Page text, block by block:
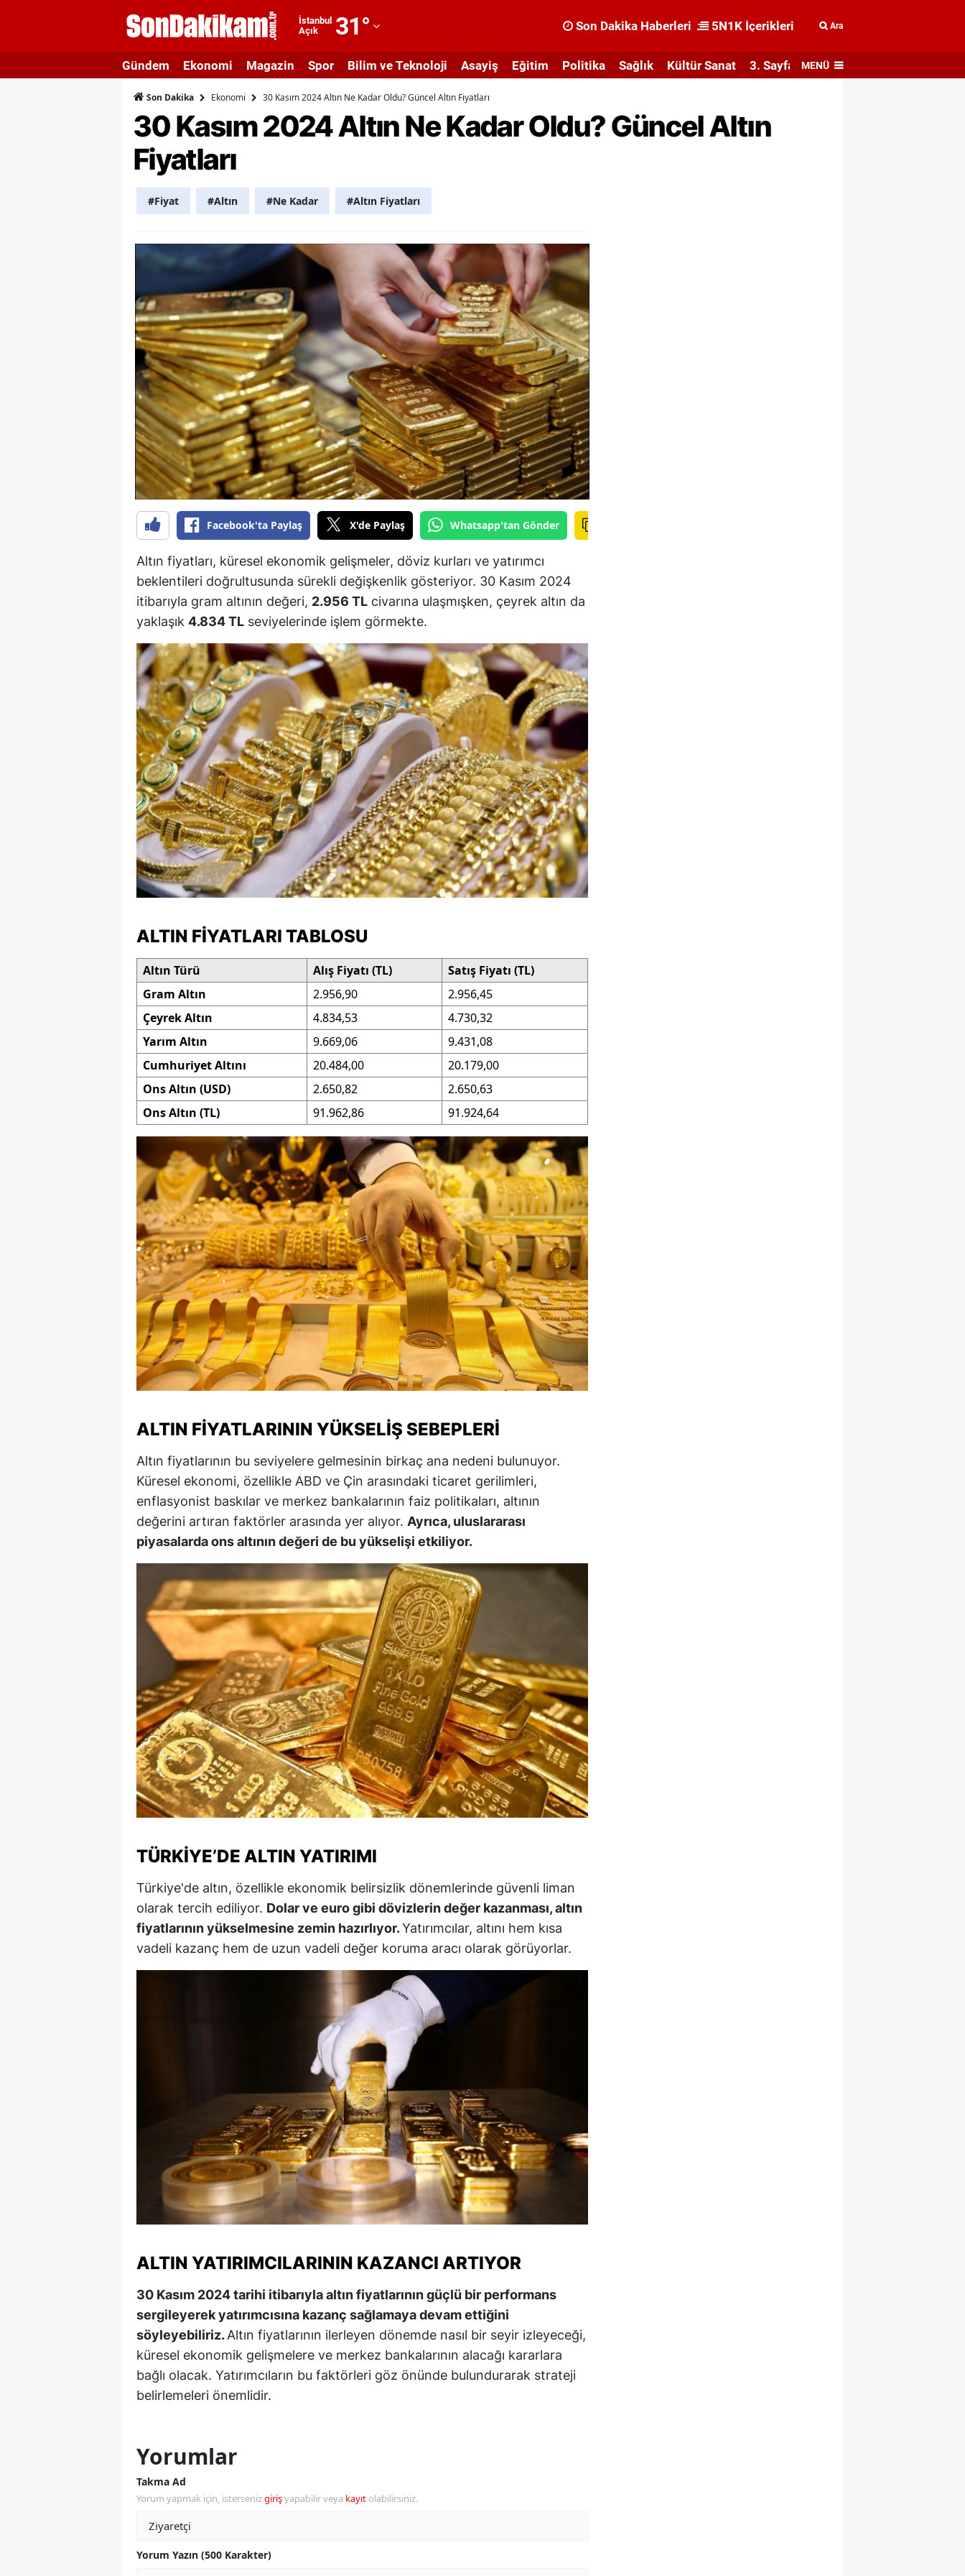
İstanbul
Açık
31°
Adıyaman
Afyonkarahisar
Ağrı
Ankara
Artvin
Aydın
Balıkesir
Bilecik
Bingöl
Bitlis
Bolu
Burdur
Bursa
Çanakkale
Çankırı
Çorum
Denizli
Diyarbakır
Edirne
Elazığ
Erzincan
Erzurum
Eskişehir
Gaziantep
Giresun
Gümüşhane
Hakkari
Hatay
Isparta
Mersin
İstanbul
İzmir
Kars
Kastamonu
Kayseri
Kırklareli
Kırşehir
Kocaeli
Konya
Kütahya
Malatya
Manisa
Kahramanmaraş
Muğla
Muş
Nevşehir
Niğde
Ordu
Rize
Sakarya
Samsun
Siirt
Sinop
Sivas
Tekirdağ
Tokat
Trabzon
Van
Yozgat
Zonguldak
Aksaray
Bayburt
Karaman
Kırıkkale
Batman
Şırnak
Bartın
Ardahan
Iğdır
Karabük
Kilis
Osmaniye
Son Dakika Haberleri 5N1K İçerikleri Ara
Gündem Ekonomi Magazin Spor Bilim ve Teknoloji Asayiş Eğitim Politika Sağlık Kültür Sanat 3. Sayfa MENÜ
Son Dakika Ekonomi 30 Kasım 2024 Altın Ne Kadar Oldu? Güncel Altın Fiyatları
30 Kasım 2024 Altın Ne Kadar Oldu? Güncel Altın
Fiyatları
#Fiyat #Altın #Ne Kadar #Altın Fiyatları
Facebook'ta Paylaş X'de Paylaş Whatsapp'tan Gönder
Altın fiyatları, küresel ekonomik gelişmeler, döviz kurları ve yatırımcı
beklentileri doğrultusunda sürekli değişkenlik gösteriyor. 30 Kasım 2024
itibarıyla gram altının değeri, 2.956 TL civarına ulaşmışken, çeyrek altın da
yaklaşık 4.834 TL seviyelerinde işlem görmekte.
ALTIN FIYATLARI TABLOSU
Altın Türü Alış Fiyatı (TL)
Satış Fiyatı (TL)
Gram Altın
2.956,90
2.956,45
Çeyrek Altın
4.834,53
4.730,32
Yarım Altın
9.669,06
9.431,08
Cumhuriyet Altını
20.484,00
20.179,00
Ons Altın (USD)
2.650,82
2.650,63
Ons Altın (TL)
91.962,86 91.924,64
ALTIN FIYATLARININ YÜKSELIŞ SEBEPLERI
Altın fiyatlarının bu seviyelere gelmesinin birkaç ana nedeni bulunuyor.
Küresel ekonomi, özellikle ABD ve Çin arasındaki ticaret gerilimleri,
enflasyonist baskılar ve merkez bankalarının faiz politikaları, altının
değerini artıran faktörler arasında yer alıyor. Ayrıca, uluslararası
piyasalarda ons altının değeri de bu yükselişi etkiliyor.
TÜRKIYE’DE ALTIN YATIRIMI
Türkiye'de altın, özellikle ekonomik belirsizlik dönemlerinde güvenli liman
olarak tercih ediliyor. Dolar ve euro gibi dövizlerin değer kazanması, altın
fiyatlarının yükselmesine zemin hazırlıyor.Yatırımcılar, altını hem kısa
vadeli kazanç hem de uzun vadeli değer koruma aracı olarak görüyorlar.
ALTIN YATIRIMCILARININ KAZANCI ARTIYOR
30 Kasım 2024 tarihi itibarıyla altın fiyatlarının güçlü bir performans
sergileyerek yatırımcısına kazanç sağlamaya devam ettiğini
söyleyebiliriz.Altın fiyatlarının ilerleyen dönemde nasıl bir seyir izleyeceği,
küresel ekonomik gelişmelere ve merkez bankalarının alacağı kararlara
bağlı olacak. Yatırımcıların bu faktörleri göz önünde bulundurarak strateji
belirlemeleri önemlidir.
Yorumlar
Takma Ad
Yorum yapmak için, istersenizgirişyapabilir veya kayıt olabilirsiniz.
Yorum Yazın (500 Karakter)